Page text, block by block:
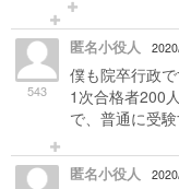
543
匿名小役人
僕も院卒行政
1次合格者200
で、普通に受
匿名小役人